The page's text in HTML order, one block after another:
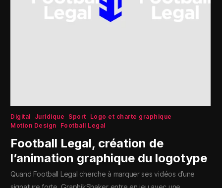
Digital Juridique Sport
Logo et charte graphique
Motion Design
Football Legal
Football Legal, création de
l’animation graphique du logotype
Quand Football Legal cherche à marquer ses vidéos d’une